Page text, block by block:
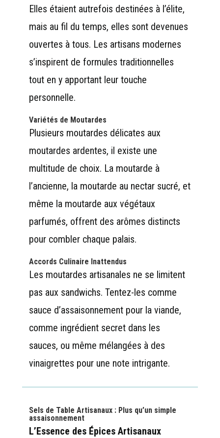
Elles étaient autrefois destinées à l’élite,
mais au fil du temps, elles sont devenues
ouvertes à tous. Les artisans modernes
s’inspirent de formules traditionnelles
tout en y apportant leur touche
personnelle.
Variétés de Moutardes
Plusieurs moutardes délicates aux
moutardes ardentes, il existe une
multitude de choix. La moutarde à
l’ancienne, la moutarde au nectar sucré, et
même la moutarde aux végétaux
parfumés, offrent des arômes distincts
pour combler chaque palais.
Accords Culinaire Inattendus
Les moutardes artisanales ne se limitent
pas aux sandwichs. Tentez-les comme
sauce d’assaisonnement pour la viande,
comme ingrédient secret dans les
sauces, ou même mélangées à des
vinaigrettes pour une note intrigante.
Sels de Table Artisanaux : Plus qu’un simple
assaisonnement
L’Essence des Épices Artisanaux